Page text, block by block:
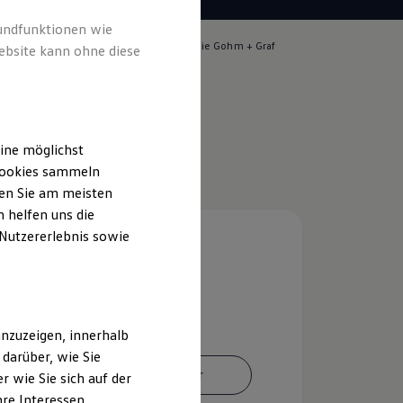
für die Inhalte auf dieser Seite ist die Gohm + Graf
Ansprechpartner
wie
kann ohne diese
möglichst
sammeln
Sie am meisten
helfen uns die
sowie
innerhalb
wie Sie
wie Sie sich auf der
Interessen